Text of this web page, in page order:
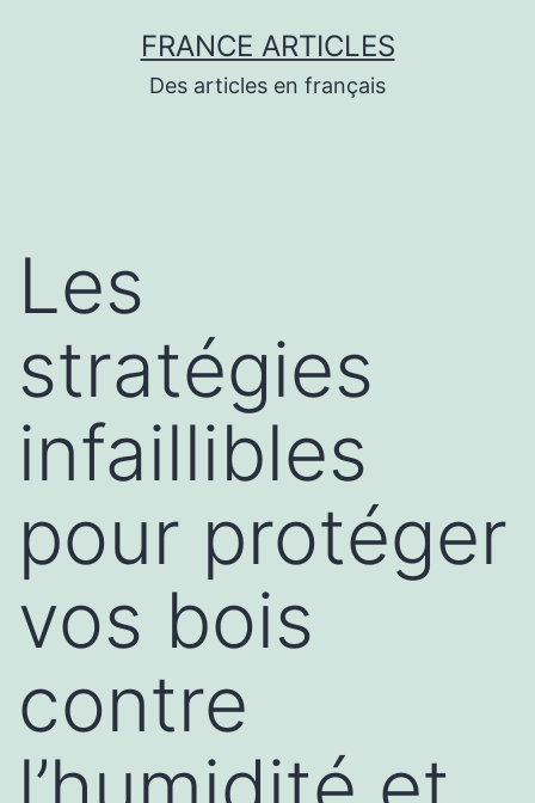
FRANCE ARTICLES
Des articles en français
Les
stratégies
infaillibles
pour protéger
vos bois
contre